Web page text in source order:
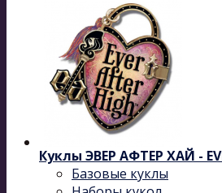
Куклы ЭВЕР АФТЕР ХАЙ -
Базовые куклы